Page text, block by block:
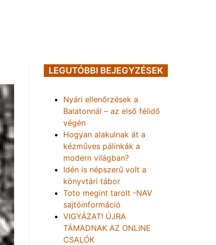
LEGUTÓBBI BEJEGYZÉSEK
Nyári ellenőrzések a
Balatonnál – az első félidő
végén
Hogyan alakulnak át a
kézműves pálinkák a
modern világban?
Idén is népszerű volt a
könyvtári tábor
Toto megint tarolt -NAV
sajtóinformáció
VIGYÁZAT! ÚJRA
TÁMADNAK AZ ONLINE
CSALÓK